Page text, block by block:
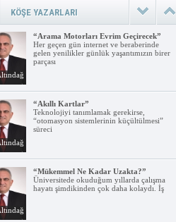
KÖŞE YAZARLARI
“Arama Motorları Evrim Geçirecek”
Her geçen gün internet ve beraberinde
gelen yenilikler günlük yaşantımızın birer
parçası
“Akıllı Kartlar”
Teknolojiyi tanımlamak gerekirse,
“otomasyon sistemlerinin küçültülmesi”
süreci
“Mükemmel Ne Kadar Uzakta?”
Üniversitede okuduğum yıllarda çalışma
hayatı şimdikinden çok daha kolaydı. İş